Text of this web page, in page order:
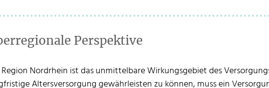
Perspektive
Nordrhein ist das unmittelbare Wirkungsgebiet des
Altersversorgung gewährleisten zu können, muss ein